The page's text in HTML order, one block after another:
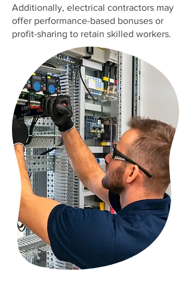
Additionally, electrical contractors may
offer performance-based bonuses or
profit-sharing to retain skilled workers.